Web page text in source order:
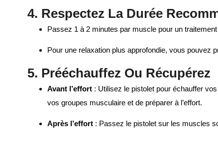
4. Respectez La Durée
Passez 1 à 2 minutes par muscle pour un traitement
Pour une relaxation plus approfondie, vous pouvez
5. Prééchauffez Ou Récupérez
Avant l’effort : Utilisez le pistolet pour échauffer
vos groupes musculaire et de préparer à l’effort.
Après l’effort : Passez le pistolet sur les muscles